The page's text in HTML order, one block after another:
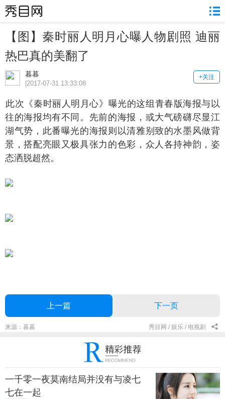
【图】秦时丽人明月心曝人物剧照 迪丽
热巴真的美翻了
暮暮 +关注
|2017-07-31 13:33:08
《秦时丽人明月心》曝光的这组青春版海报与以
往的海报均有不同。先前的海报，或大气磅礴尽显江
湖气势，此番曝光的海报则以清雅别致的水墨风做背
景，搭配亮眼又极具张力的色彩，众人各持神韵，姿
态洒脱超然。
上一篇 下一页
来源：暮暮 秀目网 / 娱乐 / 电视剧
一千零一夜莫南结局并没有与凌七
七在一起